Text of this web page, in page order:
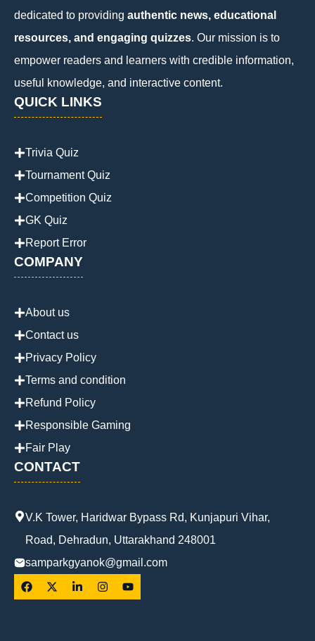
dedicated to providing authentic news, educational
resources, and engaging quizzes. Our mission is to
empower readers and learners with credible information,
useful knowledge, and interactive content.
QUICK LINKS
Trivia Quiz
Tournament Quiz
Competition Quiz
GK Quiz
Report Error
COMPANY
About us
Contact us
Privacy Policy
Terms and condition
Refund Policy
Responsible Gaming
Fair Play
CONTACT
V.K Tower, Haridwar Bypass Rd, Kunjapuri Vihar,
Road, Dehradun, Uttarakhand 248001
samparkgyanok@gmail.com